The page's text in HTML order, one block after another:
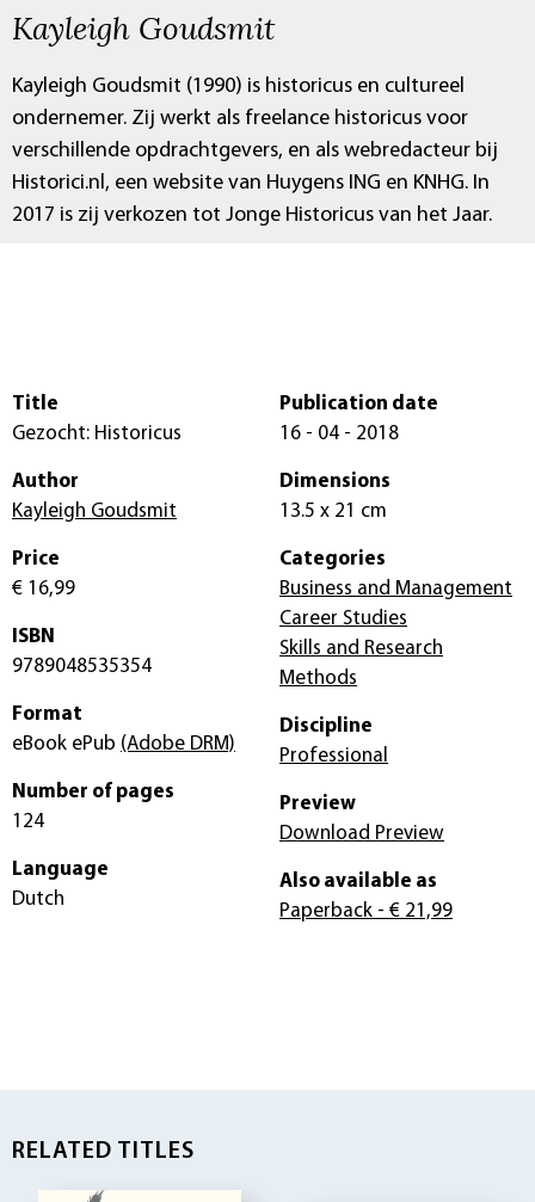
Kayleigh Goudsmit
Kayleigh Goudsmit (1990) is historicus en cultureel
ondernemer. Zij werkt als freelance historicus voor
verschillende opdrachtgevers, en als webredacteur bij
Historici.nl, een website van Huygens ING en KNHG. In
2017 is zij verkozen tot Jonge Historicus van het Jaar.
Title
Gezocht: Historicus
Author
Kayleigh Goudsmit
Price
€ 16,99
ISBN
9789048535354
Format
eBook ePub (Adobe DRM)
Number of pages
124
Language
Dutch
Publication date
16 - 04 - 2018
Dimensions
13.5 x 21 cm
Categories
Business and Management
Career Studies
Skills and Research
Methods
Discipline
Professional
Preview
Download Preview
Also available as
Paperback - € 21,99
RELATED TITLES